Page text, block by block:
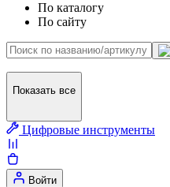
По каталогу
По сайту
Показать все
Цифровые инструменты
Войти